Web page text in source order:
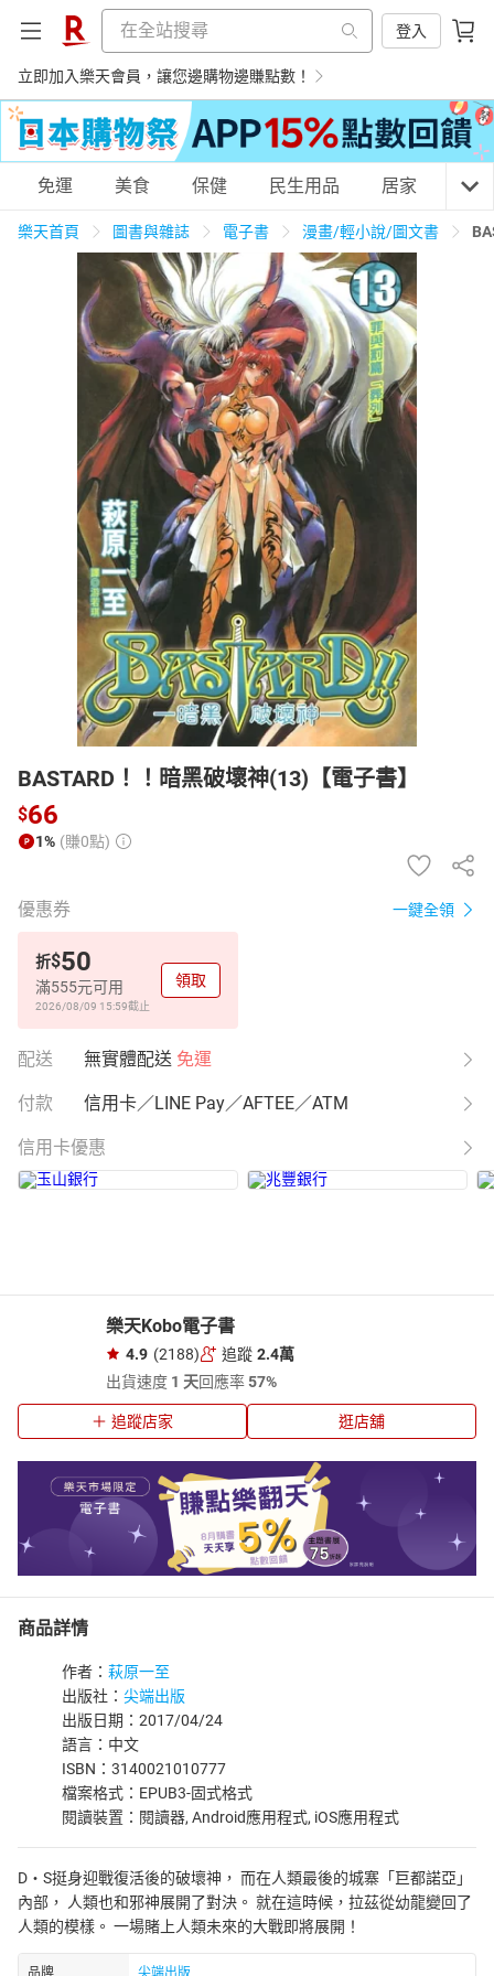
登入
立即加入樂天會員，讓您邊購物邊賺點數！
購物網分類
天天免運 美食蛋糕 養生保健 民生用品
3C家電 運動休閒 親子玩具
女裝 男裝 化妝保養
日本購物 電子/紙本書
免運 美食 保健 民生用品 居家 3C
樂天首頁 圖書與雜誌 電子書 漫畫/輕小說/圖文書
BASTARD！！暗黑破壞神(13)【電子書】
$66
1% (賺0點)
優惠券 一鍵全領
折$50
滿555元可用
2026/08/09 15:59截止
領取
配送 無實體配送 免運
付款 信用卡／LINE Pay／AFTEE／ATM
信用卡優惠
樂天Kobo電子書
4.9 (2188) 追蹤 2.4萬
出貨速度 1 天回應率57%
追蹤店家 逛店舖
商品詳情
作者： 萩原一至
出版社： 尖端出版
出版日期：2017/04/24
語言：中文
ISBN：3140021010777
檔案格式：EPUB3-固式格式
閱讀裝置：閱讀器, Android應用程式, iOS應用程式
D‧S挺身迎戰復活後的破壞神， 而在人類最後的城寨「巨都諾亞」
內部， 人類也和邪神展開了對決。 就在這時候，拉茲從幼龍變回了
人類的模樣。 一場賭上人類未來的大戰即將展開！
品牌 尖端出版